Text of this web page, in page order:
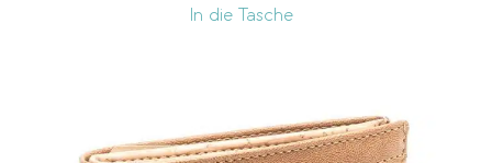
In die Tasche